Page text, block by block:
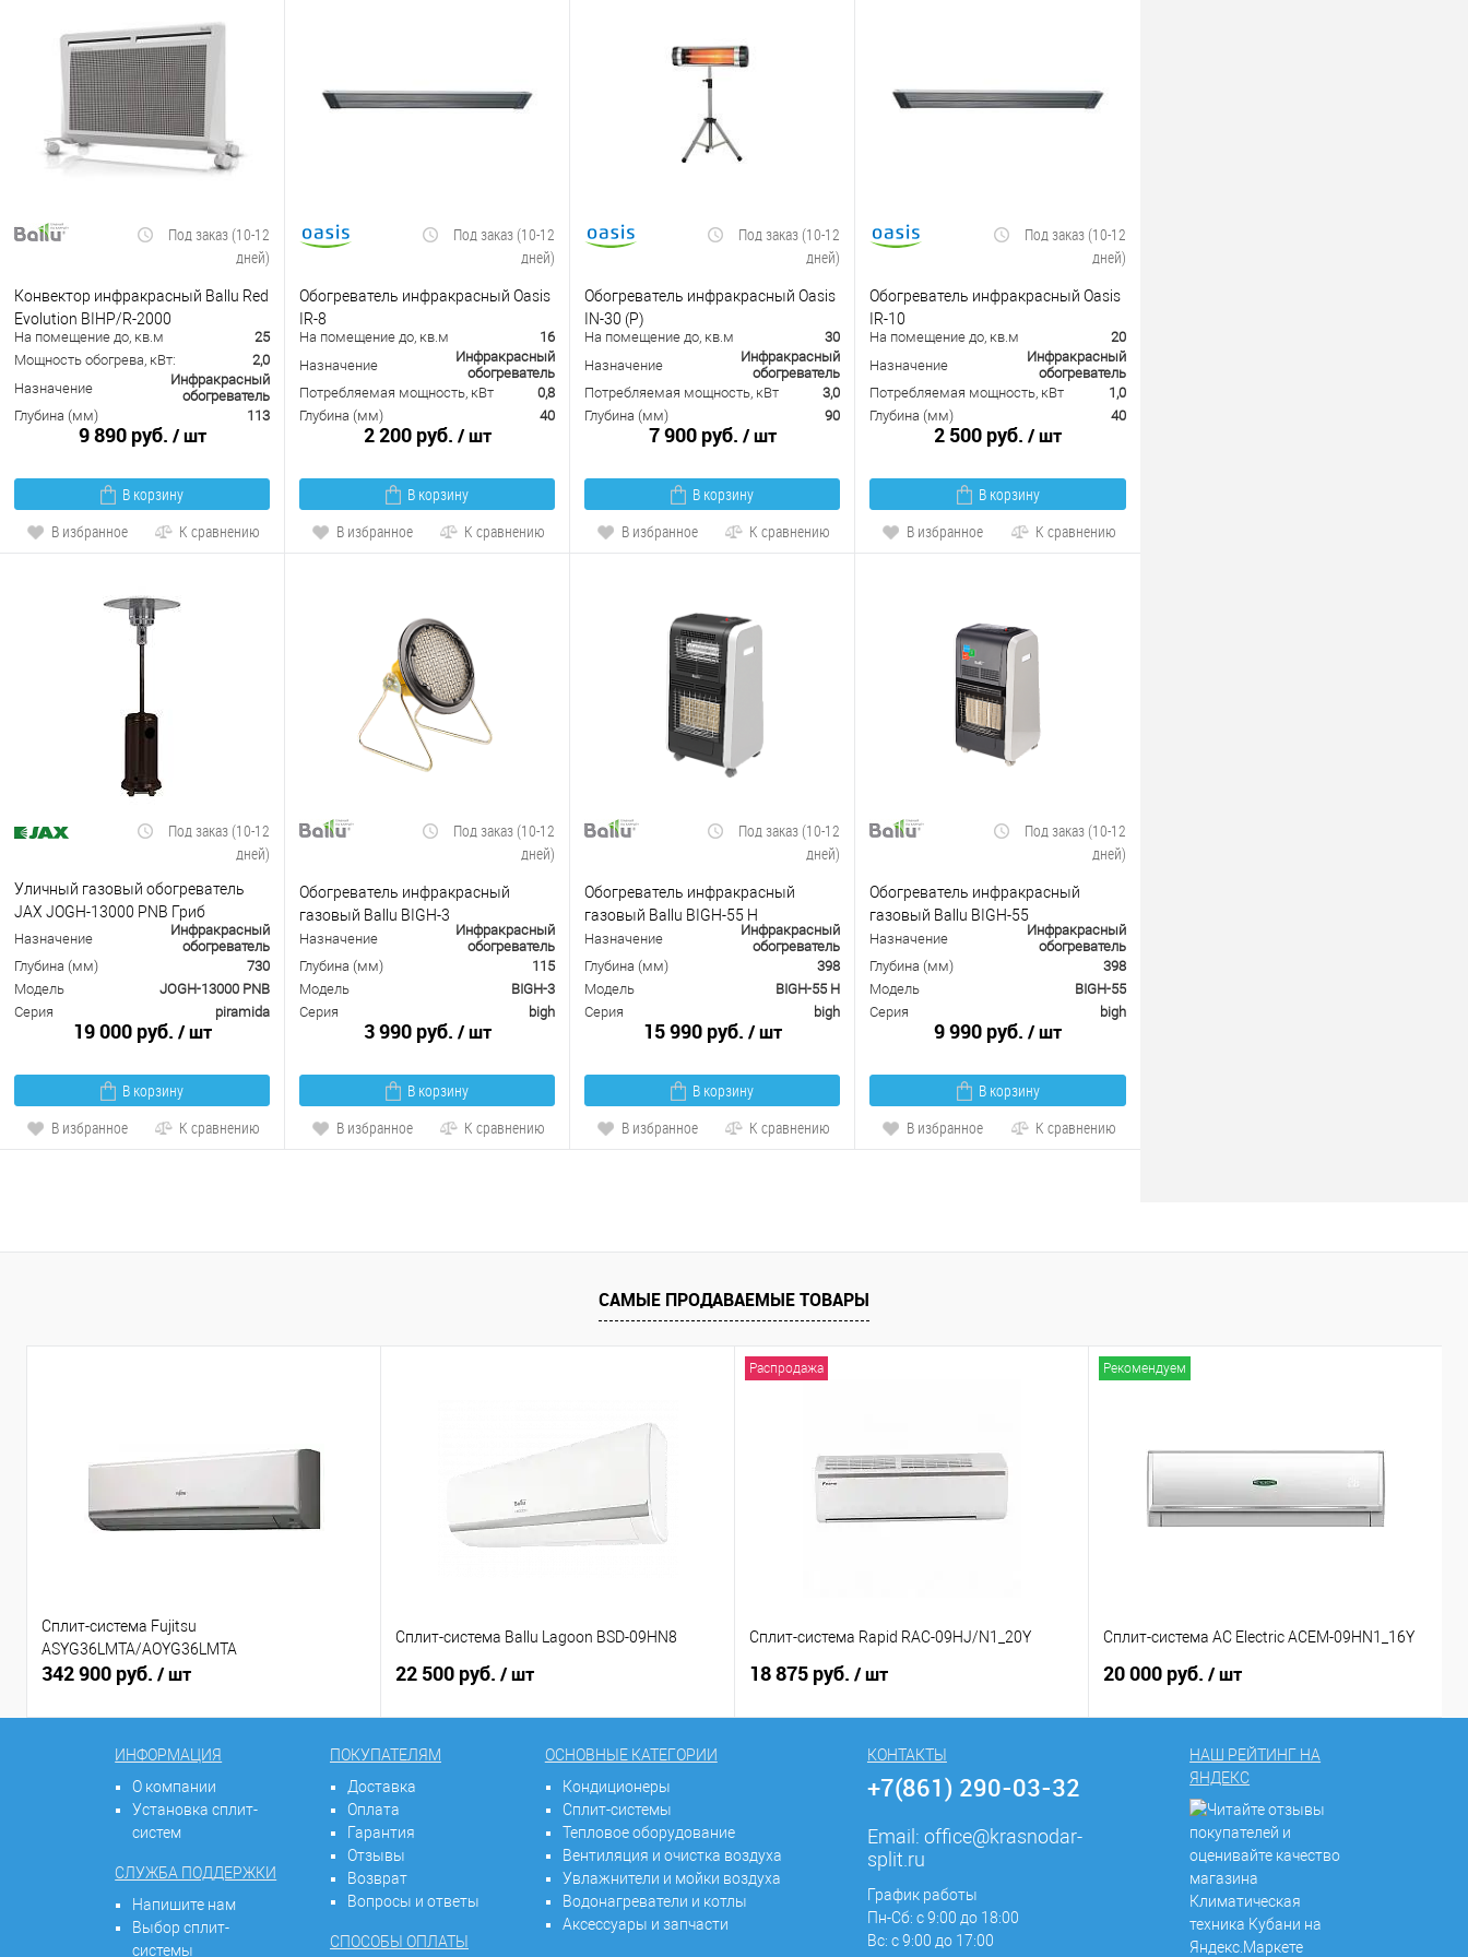
Под заказ (10-12
дней)
Конвектор инфракрасный Ballu Red
Evolution BIHP/R-2000
На помещение до, кв.м
25
Мощность обогрева, кВт:
2,0
Назначение
Инфракрасный
обогреватель
Глубина (мм)
113
9 890 руб. / шт
В корзину
В избранное
К сравнению
Под заказ (10-12
дней)
Обогреватель инфракрасный Oasis
IR-8
На помещение до, кв.м
16
Назначение
Инфракрасный
обогреватель
Потребляемая мощность, кВт
0,8
Глубина (мм)
40
2 200 руб. / шт
В корзину
В избранное
К сравнению
Под заказ (10-12
дней)
Обогреватель инфракрасный Oasis
IN-30 (P)
На помещение до, кв.м
30
Назначение
Инфракрасный
обогреватель
Потребляемая мощность, кВт
3,0
Глубина (мм)
90
7 900 руб. / шт
В корзину
В избранное
К сравнению
Под заказ (10-12
дней)
Обогреватель инфракрасный Oasis
IR-10
На помещение до, кв.м
20
Назначение
Инфракрасный
обогреватель
Потребляемая мощность, кВт
1,0
Глубина (мм)
40
2 500 руб. / шт
В корзину
В избранное
К сравнению
Под заказ (10-12
дней)
Уличный газовый обогреватель
JAX JOGH-13000 PNB Гриб
(черный)
Назначение
Инфракрасный
обогреватель
Глубина (мм)
730
Модель
JOGH-13000 PNB
Серия
piramida
19 000 руб. / шт
В корзину
В избранное
К сравнению
Под заказ (10-12
дней)
Обогреватель инфракрасный
газовый Ballu BIGH-3
Назначение
Инфракрасный
обогреватель
Глубина (мм)
115
Модель
BIGH-3
Серия
bigh
3 990 руб. / шт
В корзину
В избранное
К сравнению
Под заказ (10-12
дней)
Обогреватель инфракрасный
газовый Ballu BIGH-55 H
Назначение
Инфракрасный
обогреватель
Глубина (мм)
398
Модель
BIGH-55 H
Серия
bigh
15 990 руб. / шт
В корзину
В избранное
К сравнению
Под заказ (10-12
дней)
Обогреватель инфракрасный
газовый Ballu BIGH-55
Назначение
Инфракрасный
обогреватель
Глубина (мм)
398
Модель
BIGH-55
Серия
bigh
9 990 руб. / шт
В корзину
В избранное
К сравнению
САМЫЕ ПРОДАВАЕМЫЕ ТОВАРЫ
Сплит-система Fujitsu
ASYG36LMTA/AOYG36LMTA
342 900 руб. / шт
Сплит-система Ballu Lagoon BSD-09HN8
22 500 руб. / шт
Распродажа
Сплит-система Rapid RAC-09HJ/N1_20Y
18 875 руб. / шт
Рекомендуем
Сплит-система AC Electric ACEM-09HN1_16Y
20 000 руб. / шт
ИНФОРМАЦИЯ
О компании
Установка сплит-
систем
СЛУЖБА ПОДДЕРЖКИ
Напишите нам
Выбор сплит-
системы
ПОКУПАТЕЛЯМ
Доставка
Оплата
Гарантия
Отзывы
Возврат
Вопросы и ответы
СПОСОБЫ ОПЛАТЫ
ОСНОВНЫЕ КАТЕГОРИИ
Кондиционеры
Сплит-системы
Тепловое оборудование
Вентиляция и очистка воздуха
Увлажнители и мойки воздуха
Водонагреватели и котлы
Аксессуары и запчасти
КОНТАКТЫ
+7(861) 290-03-32
Email: office@krasnodar-
split.ru
График работы
Пн-Сб: с 9:00 до 18:00
Вс: с 9:00 до 17:00
НАШ РЕЙТИНГ НА
ЯНДЕКС